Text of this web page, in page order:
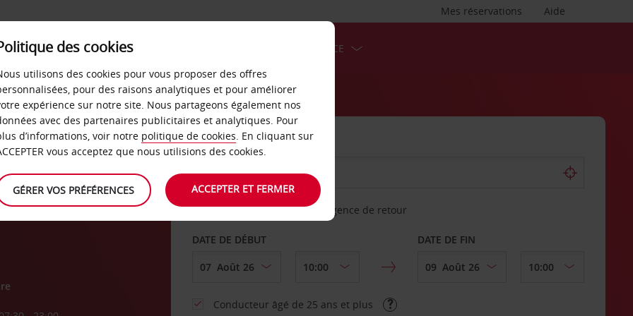
Aide
Mes réservations
SERVICES &
LOCATION
LIBRE-SERVICE
AGENCE DE DÉPART
Sélectionnez une autre agence de retour
DATE DE DÉBUT DATE DE FIN
Conducteur âgé de 25 ans et plus
des cookies
utilisons des cookies pour vous proposer des offres
pour des raisons analytiques et pour améliorer
expérience sur notre site. Nous partageons également nos
avec des partenaires publicitaires et analytiques. Pour
d’informations, voir notre politique de cookies. En cliquant sur
vous acceptez que nous utilisions des cookies.
GÉRER VOS PRÉFÉRENCES ACCEPTER ET FERMER